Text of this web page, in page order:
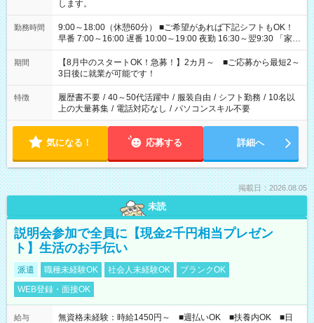
します。
勤務時間
9:00～18:00（休憩60分） ■ご希望があれば下記シフトもOK！
早番 7:00～16:00 遅番 10:00～19:00 夜勤 16:30～翌9:30 「家族
と休みを合わせたい」 「余裕を持って夕飯の準備がしたい」
「できれば残業はしたくない」 など、ご希望を教えてください
ね。 ※Wワーク希望の方へ 今ご覧のお仕事で希望する勤務時間
と、もう1つのお仕事の勤務時間。 合計で週40時間を超える場
合は応募できません。
期間
【8月中のスタートOK！急募！】2カ月～ ■ご応募から最短2～
3日後に就業が可能です！
特徴 履歴書不要 / 40～50代活躍中 / 服装自由 / シフト勤務 / 10名以
上の大量募集 / 電話対応なし / パソコンスキル不要
気になる！ 応募する 詳細へ
掲載日：2026.08.05
未読
説明会参加で全員に【現金2千円相当プレゼン
ト】生活のお手伝い
派遣 職種未経験OK 社会人未経験OK
ブランクOK
WEB登録・面接OK
給与
無資格未経験：時給1450円～ ■週払いOK ■扶養内OK ■日